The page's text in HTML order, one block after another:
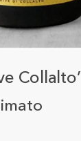
Collalto’